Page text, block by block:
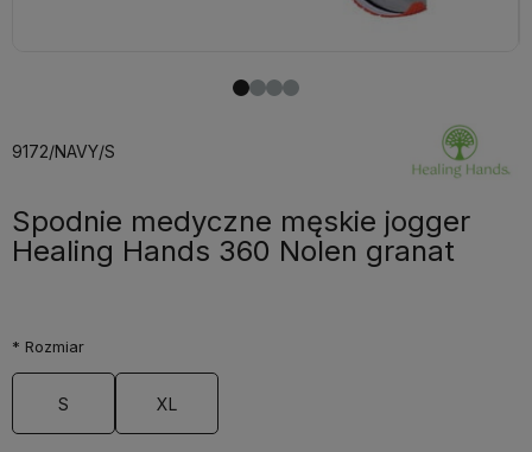
9172/NAVY/S
Spodnie medyczne męskie jogger
Healing Hands 360 Nolen granat
* Rozmiar
S XL